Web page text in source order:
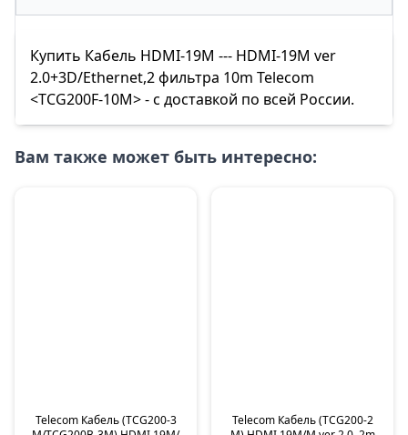
Купить Кабель HDMI-19M --- HDMI-19M ver
2.0+3D/Ethernet,2 фильтра 10m Telecom
<TCG200F-10M> - с доставкой по всей России.
Вам также может быть интересно:
Telecom Кабель (TCG200-3
Telecom Кабель (TCG200-2